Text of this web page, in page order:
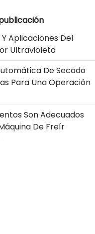
Aplicaciones Del
Ultravioleta
De Secado
Para Una Operación
Son Adecuados
De Freír